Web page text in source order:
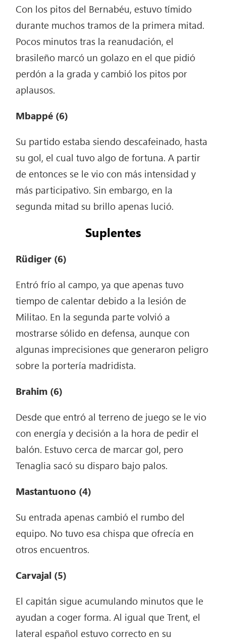
Con los pitos del Bernabéu, estuvo tímido
durante muchos tramos de la primera mitad.
Pocos minutos tras la reanudación, el
brasileño marcó un golazo en el que pidió
perdón a la grada y cambió los pitos por
aplausos.
Mbappé (6)
Su partido estaba siendo descafeinado, hasta
su gol, el cual tuvo algo de fortuna. A partir
de entonces se le vio con más intensidad y
más participativo. Sin embargo, en la
segunda mitad su brillo apenas lució.
Suplentes
Rüdiger (6)
Entró frío al campo, ya que apenas tuvo
tiempo de calentar debido a la lesión de
Militao. En la segunda parte volvió a
mostrarse sólido en defensa, aunque con
algunas imprecisiones que generaron peligro
sobre la portería madridista.
Brahim (6)
Desde que entró al terreno de juego se le vio
con energía y decisión a la hora de pedir el
balón. Estuvo cerca de marcar gol, pero
Tenaglia sacó su disparo bajo palos.
Mastantuono (4)
Su entrada apenas cambió el rumbo del
equipo. No tuvo esa chispa que ofrecía en
otros encuentros.
Carvajal (5)
El capitán sigue acumulando minutos que le
ayudan a coger forma. Al igual que Trent, el
lateral español estuvo correcto en su